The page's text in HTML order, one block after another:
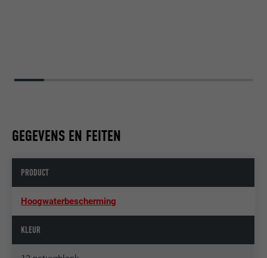
GEGEVENS EN FEITEN
PRODUCT
Hoogwaterbescherming
KLEUR